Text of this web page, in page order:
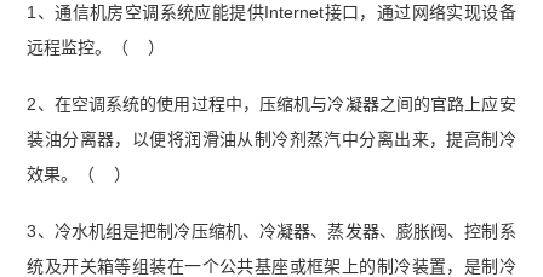
1、通信机房空调系统应能提供Internet接口，通过网络实现设备
远程监控。（ ）
2、在空调系统的使用过程中，压缩机与冷凝器之间的官路上应安
装油分离器，以便将润滑油从制冷剂蒸汽中分离出来，提高制冷
效果。（ ）
3、冷水机组是把制冷压缩机、冷凝器、蒸发器、膨胀阀、控制系
统及开关箱等组装在一个公共基座或框架上的制冷装置，是制冷